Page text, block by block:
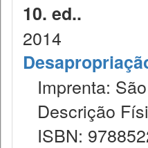
10. ed..
2014
Imprenta:
Descrição
ISBN: